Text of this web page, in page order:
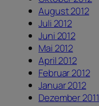
August 2012
Juli 2012
Juni 2012
Mai 2012
April 2012
Februar 2012
Januar 2012
Dezember 2011